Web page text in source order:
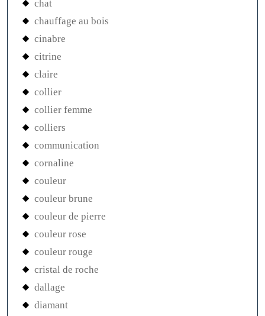
chat
chauffage au bois
cinabre
citrine
claire
collier
collier femme
colliers
communication
cornaline
couleur
couleur brune
couleur de pierre
couleur rose
couleur rouge
cristal de roche
dallage
diamant